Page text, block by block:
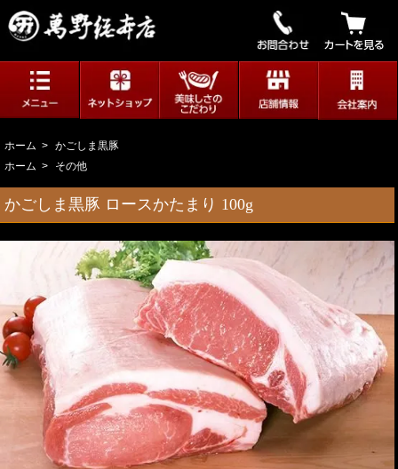
ホーム > かごしま黒豚
ホーム > その他
かごしま黒豚 ロースかたまり 100g